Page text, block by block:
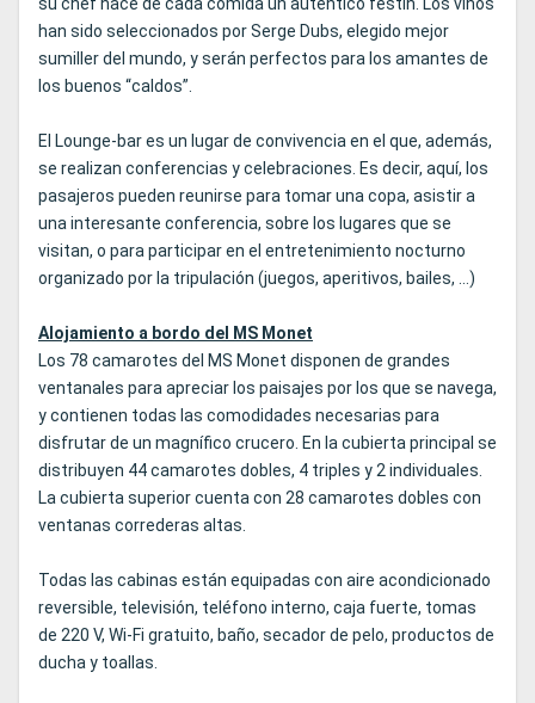
su chef hace de cada comida un auténtico festín. Los vinos
han sido seleccionados por Serge Dubs, elegido mejor
sumiller del mundo, y serán perfectos para los amantes de
los buenos “caldos”.
El Lounge-bar es un lugar de convivencia en el que, además,
se realizan conferencias y celebraciones. Es decir, aquí, los
pasajeros pueden reunirse para tomar una copa, asistir a
una interesante conferencia, sobre los lugares que se
visitan, o para participar en el entretenimiento nocturno
organizado por la tripulación (juegos, aperitivos, bailes, …)
Alojamiento a bordo del MS Monet
Los 78 camarotes del MS Monet disponen de grandes
ventanales para apreciar los paisajes por los que se navega,
y contienen todas las comodidades necesarias para
disfrutar de un magnífico crucero. En la cubierta principal se
distribuyen 44 camarotes dobles, 4 triples y 2 individuales.
La cubierta superior cuenta con 28 camarotes dobles con
ventanas correderas altas.
Todas las cabinas están equipadas con aire acondicionado
reversible, televisión, teléfono interno, caja fuerte, tomas
de 220 V, Wi-Fi gratuito, baño, secador de pelo, productos de
ducha y toallas.